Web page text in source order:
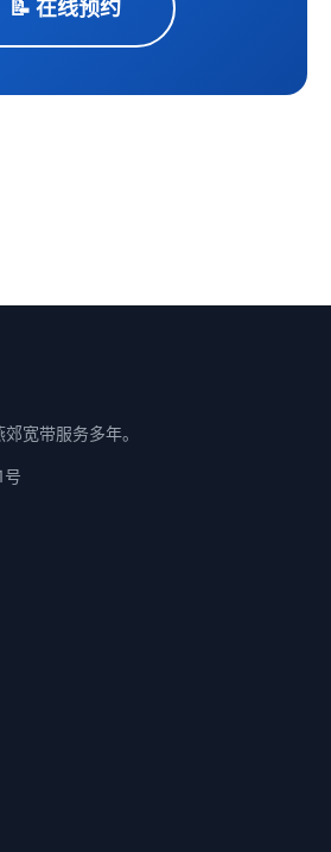
📝 在线预约
宽带服务多年。
号